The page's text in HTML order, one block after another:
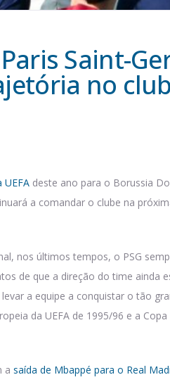
Saint-
no
UEFA deste ano para o Borussia
a comandar o clube na
nos últimos tempos, o PSG
de que a direção do time ainda
a equipe a conquistar o tão
da UEFA de 1995/96 e a
a saída de Mbappé para o Real